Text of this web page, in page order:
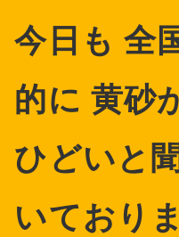
今日も 全
的に 黄砂
ひどいと聞
いておりま